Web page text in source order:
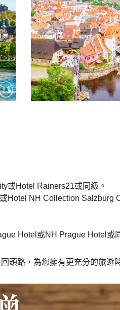
或Hotel Rainers21或同級。
Hotel NH Collection Salzburg
Hotel或NH Prague Hotel或
頭路，為您擁有更充分的旅遊